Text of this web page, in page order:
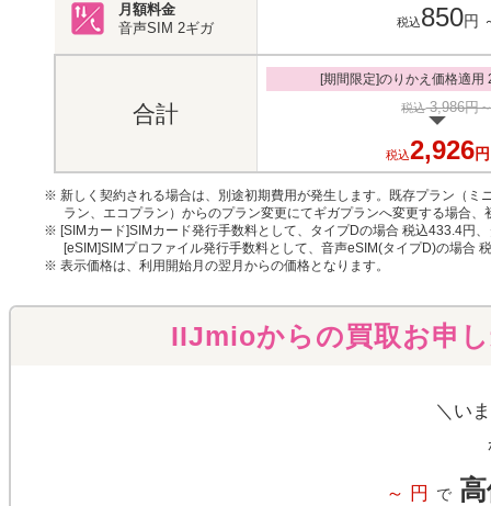
月額料金
音声SIM 2ギガ 税込850円
合計
[期間限定]のりかえ価格適用
税込3,986円
税込2,926円
※ 新しく契約される場合は、別途初期費用が発生します。既存プラン（
ラン、エコプラン）からのプラン変更にてギガプランへ変更する場合、
※ [SIMカード]SIMカード発行手数料として、タイプDの場合 税込433.4円
[eSIM]SIMプロファイル発行手数料として、音声eSIM(タイプD)の場合
※ 表示価格は、利用開始月の翌月からの価格となります。
IIJmioからの買取お申
＼い
～ 円 で